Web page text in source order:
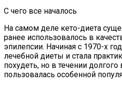
С чего все началось
На самом деле кето-диета
ранее использовалось в
эпилепсии. Начиная с 1970-х
лечебной диеты и стала
похудеть, но в течении
пользовалась особенной